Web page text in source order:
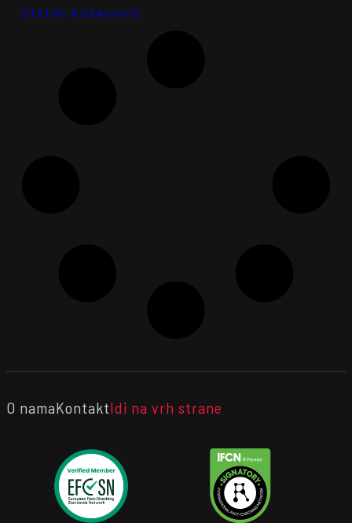
Stefan Kosanović
O namaKontaktIdi na vrh strane